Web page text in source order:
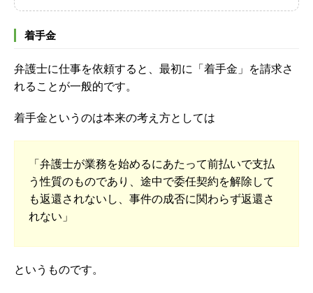
着手金
弁護士に仕事を依頼すると、最初に「着手金」を請求さ
れることが一般的です。
着手金というのは本来の考え方としては
「弁護士が業務を始めるにあたって前払いで支払
う性質のものであり、途中で委任契約を解除して
も返還されないし、事件の成否に関わらず返還さ
れない」
というものです。